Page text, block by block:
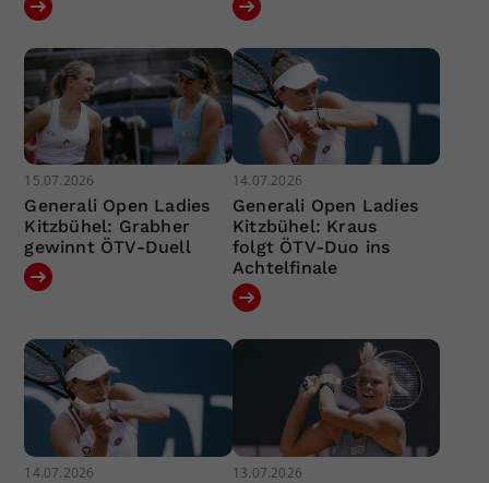
15.07.2026
Generali Open Ladies
Kitzbühel: Grabher
gewinnt ÖTV-Duell
14.07.2026
Generali Open Ladies
Kitzbühel: Kraus
folgt ÖTV-Duo ins
Achtelfinale
14.07.2026 13.07.2026